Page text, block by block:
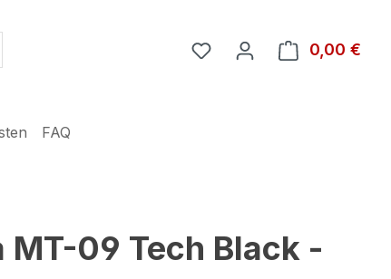
Du hast 0 Produkte auf
0,00 €
FAQ
09 Tech Black -